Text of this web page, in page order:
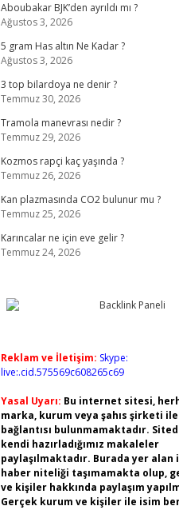
Aboubakar BJK’den ayrıldı mı ?
Ağustos 3, 2026
5 gram Has altın Ne Kadar ?
Ağustos 3, 2026
3 top bilardoya ne denir ?
Temmuz 30, 2026
Tramola manevrası nedir ?
Temmuz 29, 2026
Kozmos rapçi kaç yaşında ?
Temmuz 26, 2026
Kan plazmasında CO2 bulunur mu ?
Temmuz 25, 2026
Karıncalar ne için eve gelir ?
Temmuz 24, 2026
Reklam ve İletişim: Skype:
live:.cid.575569c608265c69
Yasal Uyarı: Bu internet sitesi,
marka, kurum veya şahıs şirketi
bağlantısı bulunmamaktadır.
kendi hazırladığımız makaleler
paylaşılmaktadır. Burada yer
haber niteliği taşımamakta olup,
ve kişiler hakkında paylaşım
Gerçek kurum ve kişiler ile isim